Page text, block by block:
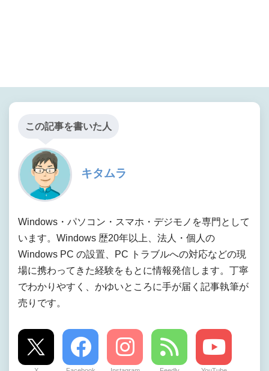
この記事を書いた人
キタムラ
Windows・パソコン・スマホ・デジモノを専門として
います。Windows 歴20年以上、法人・個人の
Windows PC の設置、PC トラブルへの対応などの現
場に携わってきた経験をもとに情報発信します。丁寧
でわかりやすく、かゆいところに手が届く記事執筆が
売りです。